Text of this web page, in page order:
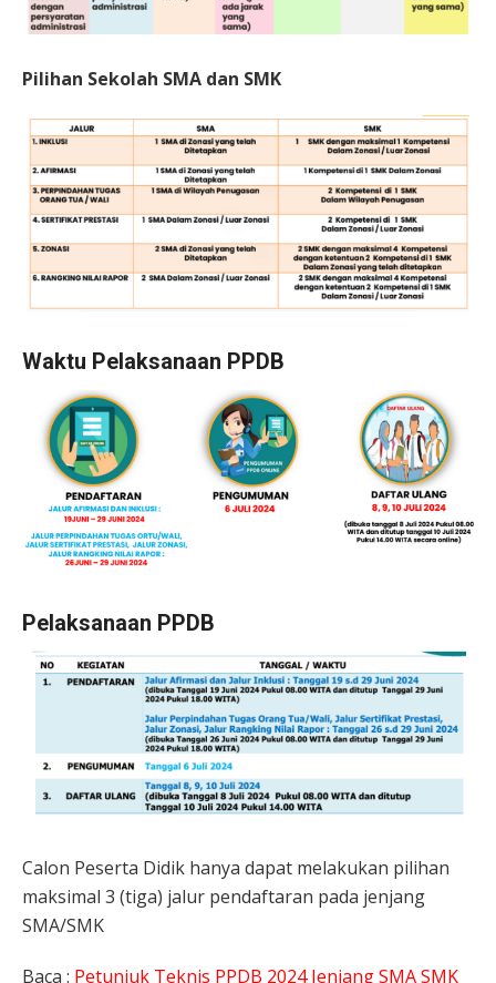
Pilihan Sekolah SMA dan SMK
Waktu Pelaksanaan PPDB
Pelaksanaan PPDB
Calon Peserta Didik hanya dapat melakukan pilihan
maksimal 3 (tiga) jalur pendaftaran pada jenjang
SMA/SMK
Baca : Petunjuk Teknis PPDB 2024 Jenjang SMA SMK